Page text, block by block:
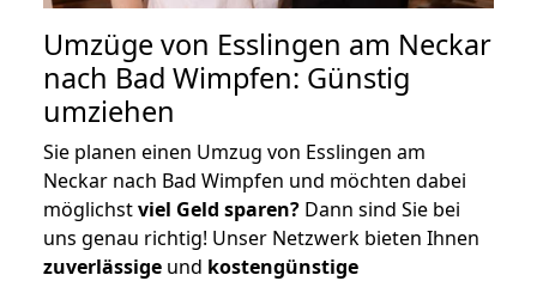
Umzüge von Esslingen am Neckar
nach Bad Wimpfen: Günstig
umziehen
Sie planen einen Umzug von Esslingen am
Neckar nach Bad Wimpfen und möchten dabei
möglichstviel Geld sparen? Dann sind Sie bei
uns genau richtig! Unser Netzwerk bieten Ihnen
zuverlässige und kostengünstige